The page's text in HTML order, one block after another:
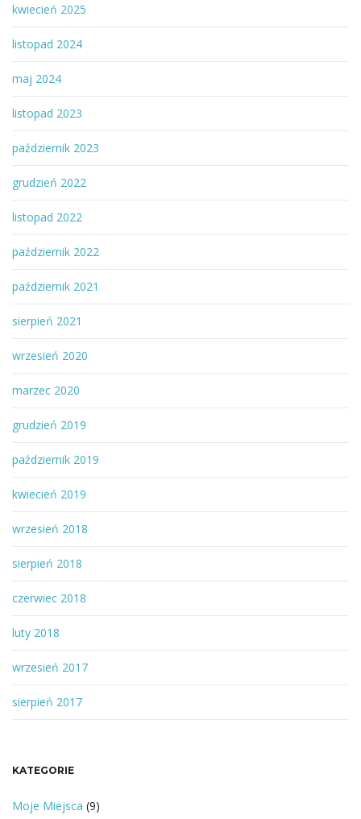
kwiecień 2025
listopad 2024
maj 2024
listopad 2023
październik 2023
grudzień 2022
listopad 2022
październik 2022
październik 2021
sierpień 2021
wrzesień 2020
marzec 2020
grudzień 2019
październik 2019
kwiecień 2019
wrzesień 2018
sierpień 2018
czerwiec 2018
luty 2018
wrzesień 2017
sierpień 2017
KATEGORIE
Moje Miejsca (9)